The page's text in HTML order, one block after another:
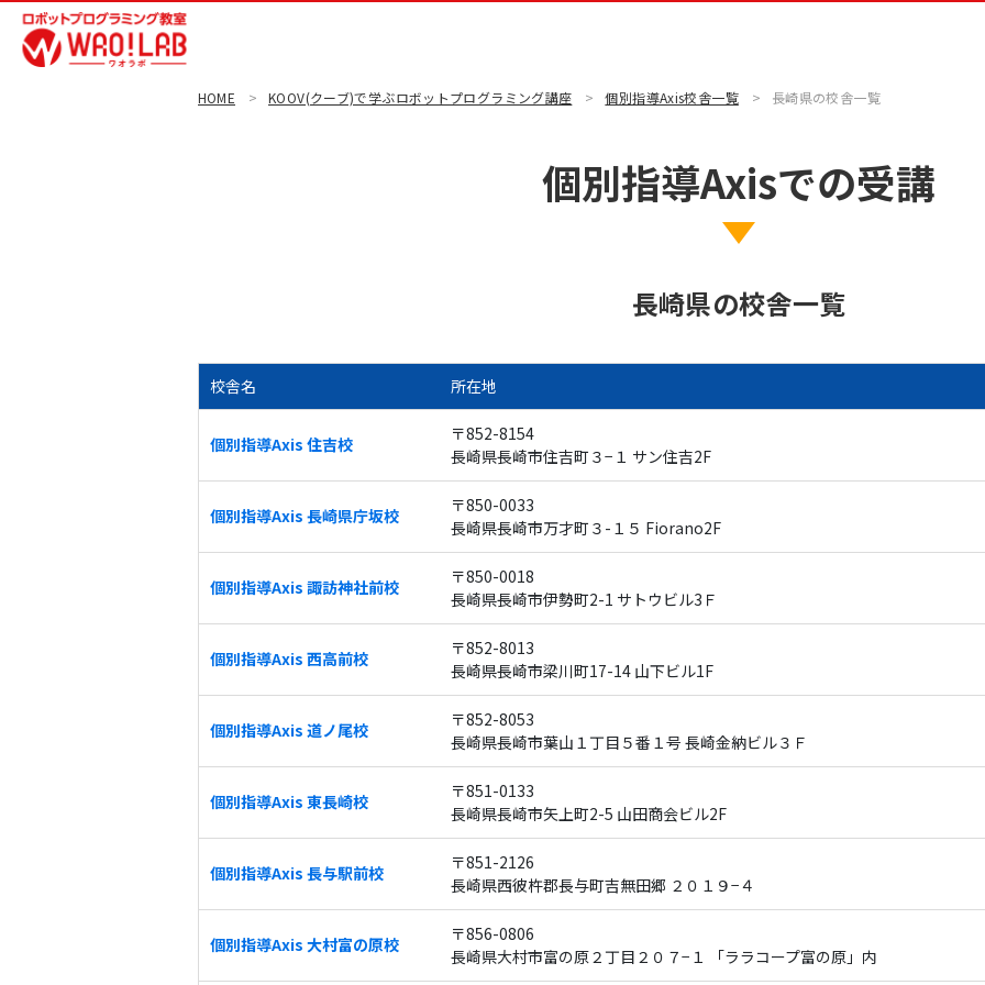
HOME KOOV(クーブ)で学ぶロボットプログラミング講座 個別指導Axis校舎一覧 長崎県の校舎一覧
個別指導Axisでの受講
長崎県の校舎一覧
校舎名 所在地
個別指導Axis 住吉校
〒852-8154
長崎県長崎市住吉町３−１ サン住吉2F
個別指導Axis 長崎県庁坂校
〒850-0033
長崎県長崎市万才町３-１５ Fiorano2F
個別指導Axis 諏訪神社前校
〒850-0018
長崎県長崎市伊勢町2-1 サトウビル3Ｆ
個別指導Axis 西高前校
〒852-8013
長崎県長崎市梁川町17-14 山下ビル1F
個別指導Axis 道ノ尾校
〒852-8053
長崎県長崎市葉山１丁目５番１号 長崎金納ビル３Ｆ
個別指導Axis 東長崎校
〒851-0133
長崎県長崎市矢上町2-5 山田商会ビル2F
個別指導Axis 長与駅前校
〒851-2126
長崎県西彼杵郡長与町吉無田郷 ２０１９−４
個別指導Axis 大村富の原校
〒856-0806
長崎県大村市富の原２丁目２０７−１ 「ララコープ富の原」内